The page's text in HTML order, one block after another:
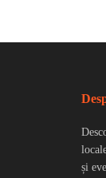
și